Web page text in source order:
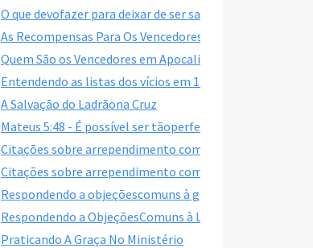
O que devofazer para deixar de ser salvo?
As Recompensas Para Os Vencedores em Apocalipse 2-3
Quem São os Vencedores em Apocalipse 2–3?
Entendendo as listas dos vícios em 1 Coríntios 6:9-11,
A Salvação do Ladrãona Cruz
Mateus 5:48 - É possível ser tãoperfeitoquanto Deus?
Citações sobre arrependimento como umamudança de
Citações sobre arrependimento como umamudança de
Respondendo a objeçõescomuns à graça gratuita, parte
Respondendo a ObjeçõesComuns à Livre Graça, parte 1
Praticando A Graça No Ministério